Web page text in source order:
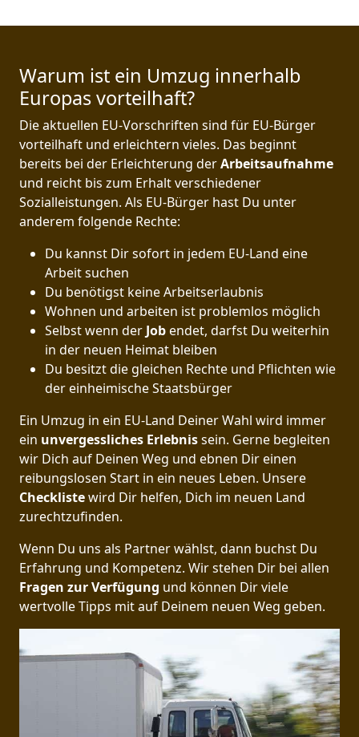
Warum ist ein Umzug innerhalb
Europas vorteilhaft?
Die aktuellen EU-Vorschriften sind für EU-Bürger
vorteilhaft und erleichtern vieles. Das beginnt
bereits bei der Erleichterung derArbeitsaufnahme
und reicht bis zum Erhalt verschiedener
Sozialleistungen. Als EU-Bürger hast Du unter
anderem folgende Rechte:
Du kannst Dir sofort in jedem EU-Land eine
Arbeit suchen
Du benötigst keine Arbeitserlaubnis
Wohnen und arbeiten ist problemlos möglich
Selbst wenn der Jobendet, darfst Du weiterhin
in der neuen Heimat bleiben
Du besitzt die gleichen Rechte und Pflichten wie
der einheimische Staatsbürger
Ein Umzug in ein EU-Land Deiner Wahl wird immer
ein unvergessliches Erlebnissein. Gerne begleiten
wir Dich auf Deinen Weg und ebnen Dir einen
reibungslosen Start in ein neues Leben. Unsere
Checklistewird Dir helfen, Dich im neuen Land
zurechtzufinden.
Wenn Du uns als Partner wählst, dann buchst Du
Erfahrung und Kompetenz. Wir stehen Dir bei allen
Fragen zur Verfügung und können Dir viele
wertvolle Tipps mit auf Deinem neuen Weg geben.